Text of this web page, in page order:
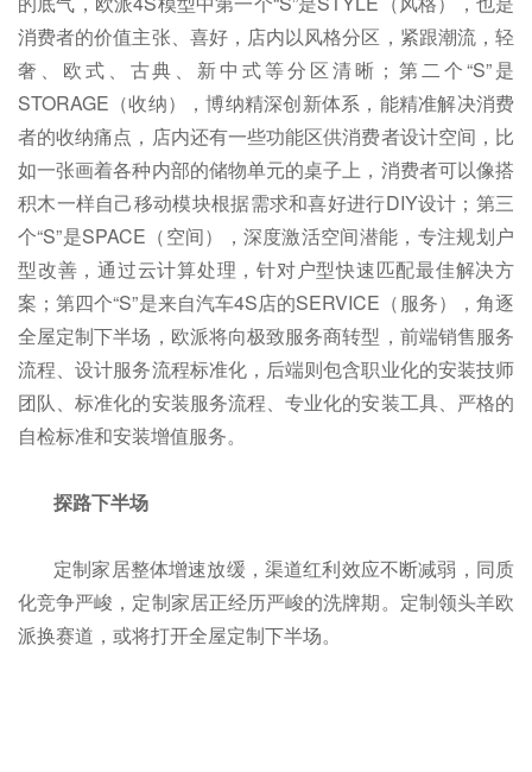
消费者的价值主张、喜好，店内以风格分区，紧跟潮流，轻
奢、欧式、古典、新中式等分区清晰；第二个“S”是
STORAGE（收纳），博纳精深创新体系，能精准解决消费
者的收纳痛点，店内还有一些功能区供消费者设计空间，比
如一张画着各种内部的储物单元的桌子上，消费者可以像搭
积木一样自己移动模块根据需求和喜好进行DIY设计；第三
个“S”是SPACE（空间），深度激活空间潜能，专注规划户
型改善，通过云计算处理，针对户型快速匹配最佳解决方
案；第四个“S”是来自汽车4S店的SERVICE（服务），角逐
全屋定制下半场，欧派将向极致服务商转型，前端销售服务
流程、设计服务流程标准化，后端则包含职业化的安装技师
团队、标准化的安装服务流程、专业化的安装工具、严格的
自检标准和安装增值服务。
探路下半场
定制家居整体增速放缓，渠道红利效应不断减弱，同质
化竞争严峻，定制家居正经历严峻的洗牌期。定制领头羊欧
派换赛道，或将打开全屋定制下半场。